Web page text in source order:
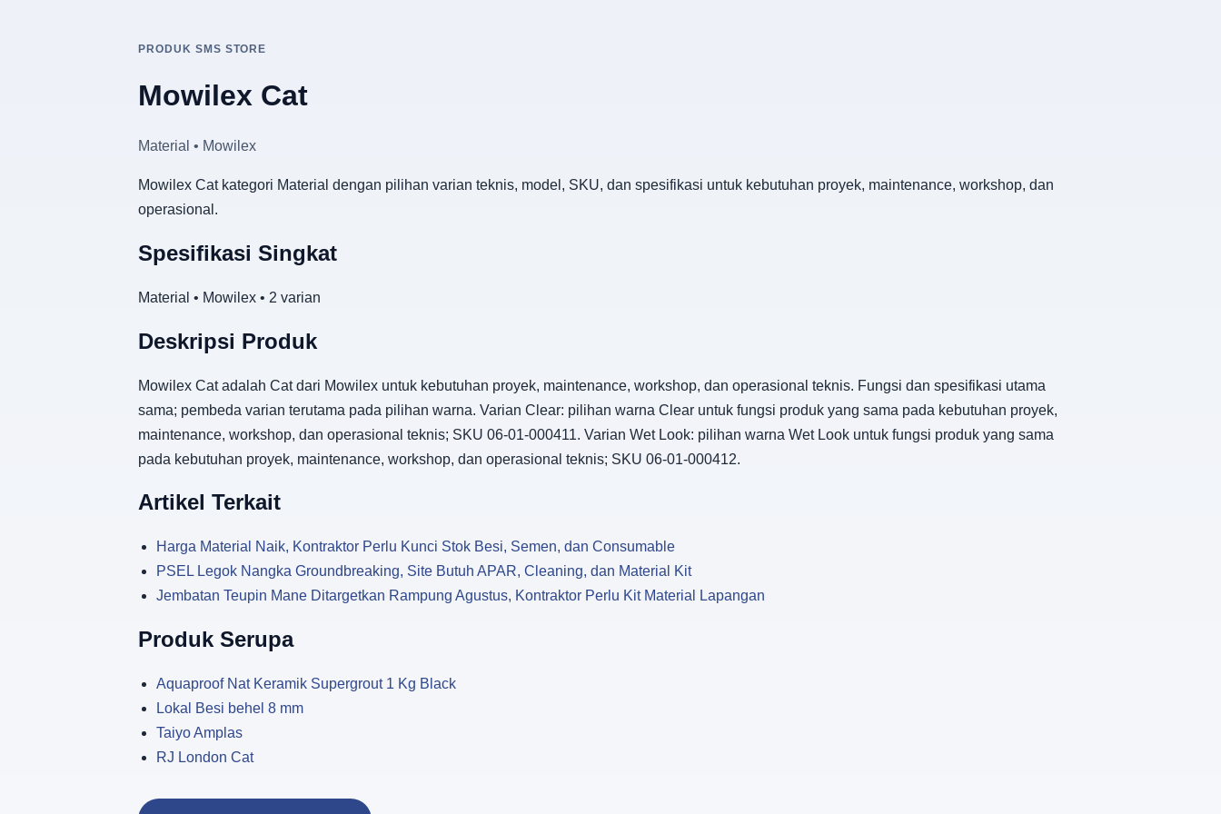
PRODUK SMS STORE
Mowilex Cat
Material • Mowilex
Mowilex Cat kategori Material dengan pilihan varian teknis, model, SKU, dan spesifikasi untuk kebutuhan proyek, maintenance, workshop, dan
operasional.
Spesifikasi Singkat
Material • Mowilex • 2 varian
Deskripsi Produk
Mowilex Cat adalah Cat dari Mowilex untuk kebutuhan proyek, maintenance, workshop, dan operasional teknis. Fungsi dan spesifikasi utama
sama; pembeda varian terutama pada pilihan warna. Varian Clear: pilihan warna Clear untuk fungsi produk yang sama pada kebutuhan proyek,
maintenance, workshop, dan operasional teknis; SKU 06-01-000411. Varian Wet Look: pilihan warna Wet Look untuk fungsi produk yang sama
pada kebutuhan proyek, maintenance, workshop, dan operasional teknis; SKU 06-01-000412.
Artikel Terkait
Harga Material Naik, Kontraktor Perlu Kunci Stok Besi, Semen, dan Consumable
PSEL Legok Nangka Groundbreaking, Site Butuh APAR, Cleaning, dan Material Kit
Jembatan Teupin Mane Ditargetkan Rampung Agustus, Kontraktor Perlu Kit Material Lapangan
Produk Serupa
Aquaproof Nat Keramik Supergrout 1 Kg Black
Lokal Besi behel 8 mm
Taiyo Amplas
RJ London Cat